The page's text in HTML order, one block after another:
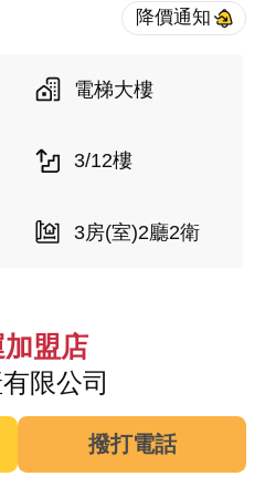
電梯大樓
3/12樓
3房(室)2廳2衛
盟店
限公司
撥打電話